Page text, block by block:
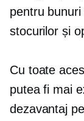
pentru
stocurilor și
Cu toate
putea fi mai
dezavantaj